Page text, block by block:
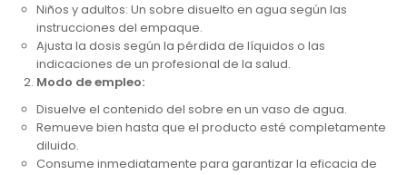
Niños y adultos: Un sobre disuelto en agua según las
instrucciones del empaque.
Ajusta la dosis según la pérdida de líquidos o las
indicaciones de un profesional de la salud.
Modo de empleo:
Disuelve el contenido del sobre en un vaso de agua.
Remueve bien hasta que el producto esté completamente
diluido.
Consume inmediatamente para garantizar la eficacia de